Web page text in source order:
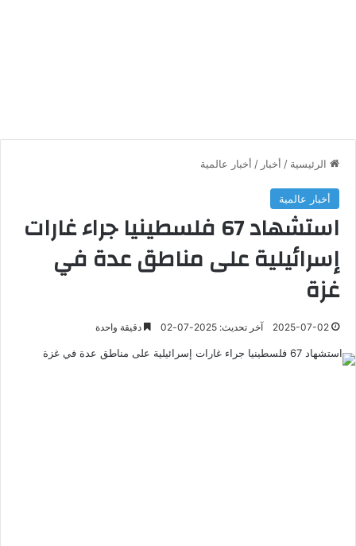
الرئيسية / أخبار / أخبار عالمية
أخبار عالمية
استشهاد 67 فلسطينيا جراء غارات
إسرائيلية على مناطق عدة في
غزة
2025-07-02 آخر تحديث: 2025-07-02 دقيقة واحدة